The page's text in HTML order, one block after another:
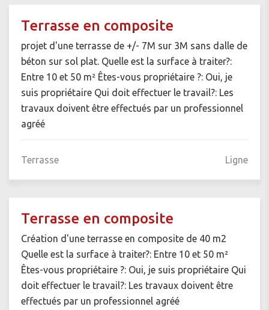
Terrasse en composite
projet d'une terrasse de +/- 7M sur 3M sans dalle de
béton sur sol plat. Quelle est la surface à traiter?:
Entre 10 et 50 m² Êtes-vous propriétaire ?: Oui, je
suis propriétaire Qui doit effectuer le travail?: Les
travaux doivent être effectués par un professionnel
agréé
Terrasse Ligne
Terrasse en composite
Création d'une terrasse en composite de 40 m2
Quelle est la surface à traiter?: Entre 10 et 50 m²
Êtes-vous propriétaire ?: Oui, je suis propriétaire Qui
doit effectuer le travail?: Les travaux doivent être
effectués par un professionnel agréé